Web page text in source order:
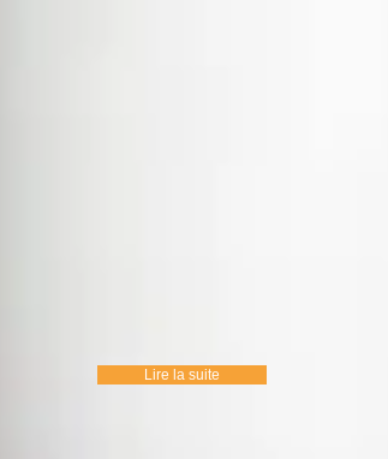
Lire la suite